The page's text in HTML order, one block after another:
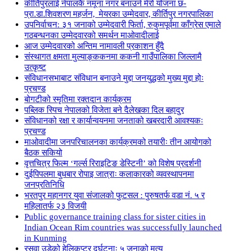
कीर्तिपुरलाई नेपालकै नमूना नगर बनाउने मेरो योजना छ-
प्रा.डा.शिवशरण महर्जन, मेयरका उम्मेदवार, कीर्तिपुर नगरपालिका
उपनिर्वाचन: ३१ जनाको उम्मेदवारी फिर्ता, रुकुमपूर्वमा काँग्रेस एमाले
गठबन्धनका उम्मेदवारको समर्थन माओवादीलाई
आज उम्मेदवारको अन्तिम नामावली प्रकाशन हुँदै
संस्थागत क्षमता मुल्याङ्ककनमा ककनी गाउँपालिका जिल्लामै
उत्कृष्ट
संविधानसभाबाट संविधान बनाउने मुद्दा जनयुद्धको मुख्य मुद्दा होः
प्रचण्ड
बोगटीको स्मृतिमा रक्तदान कार्यक्रम
पब्लिक स्पिच नेपालको विजेता बने दैलेखका दिल बहादुर
संविधानको रक्षा र कार्यान्वयनमा जनताको खबरदारी आवश्यकः
प्रचण्ड
माओवादीमा जनपरिचालनका कार्यक्रमको तयारीः तीन आयोगको
बैठक सकियो
वृत्तचित्र फिल्म ‘गर्ल्स रिराइटिङ डेस्टिनी’ को विशेष प्रदर्शनी
दुईपिपलमा बुधबार रोपाइ जात्राः कलाकारको व्यवस्थापनमा
जनप्रतिनिधि
भरतपुर महानगर युवा संजालको फुटसल : पुरुषतर्फ वडा नं. ५ र
महिलातर्फ २३ विजयी
Public governance training class for sister cities in
Indian Ocean Rim countries was successfully launched
in Kunming
रसुवा उडेको हेलिकप्टर दुर्घटनाः ५ जनाको मृत्यु